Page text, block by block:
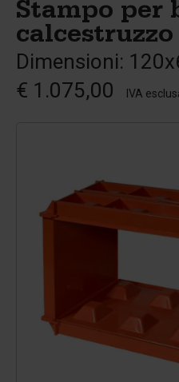
Stampo per
calcestruzzo
Dimensioni:
€ 1.075,00
IVA